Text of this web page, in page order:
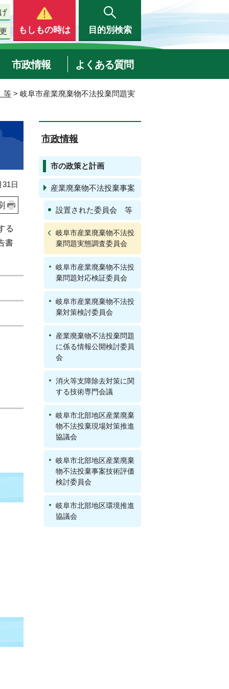
もしもの時は 目的別検索
市政情報 よくある質問
等 > 岐阜市産業廃棄物不法投棄問題実
日
る
書
市政情報
市の政策と計画
産業廃棄物不法投棄事案
設置された委員会 等
岐阜市産業廃棄物不法投
棄問題実態調査委員会
岐阜市産業廃棄物不法投
棄問題対応検証委員会
岐阜市産業廃棄物不法投
棄対策検討委員会
産業廃棄物不法投棄問題
に係る情報公開検討委員
会
消火等支障除去対策に関
する技術専門会議
岐阜市北部地区産業廃棄
物不法投棄現場対策推進
協議会
岐阜市北部地区産業廃棄
物不法投棄事案技術評価
検討委員会
岐阜市北部地区環境推進
協議会